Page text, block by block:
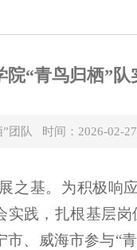
院“青鸟归栖”
”团队 时间：2026-02-
之基。为积极响
实践，扎根基层
、威海市参与“